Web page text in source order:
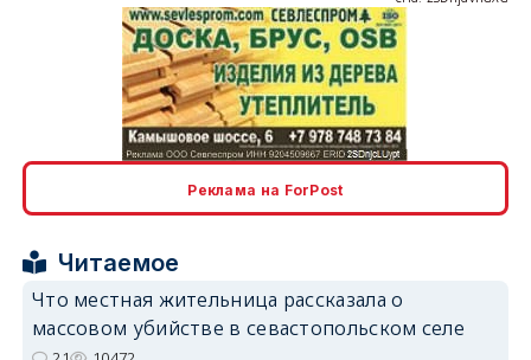
erid: 2SDnjcLUypt
erid: 2SDnjcrDNw6
Реклама на ForPost
Читаемое
Что местная жительница рассказала о
массовом убийстве в севастопольском селе